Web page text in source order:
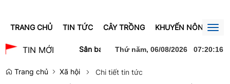
TRANG CHỦ TIN TỨC CÂY TRỒNG KHUYẾN NÔNG
TIN MỚI
động xuất bản Sân bay Nội Bài điều chỉnh làn đón xe dịch vụ tại
Thứ năm, 06/08/2026 07:20:17
Trang chủ Xã hội Chi tiết tin tức